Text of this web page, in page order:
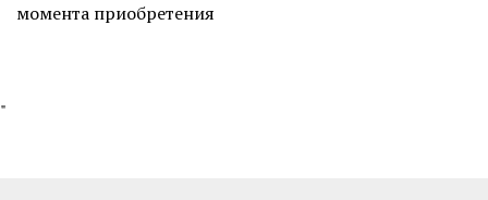
момента приобретения
"